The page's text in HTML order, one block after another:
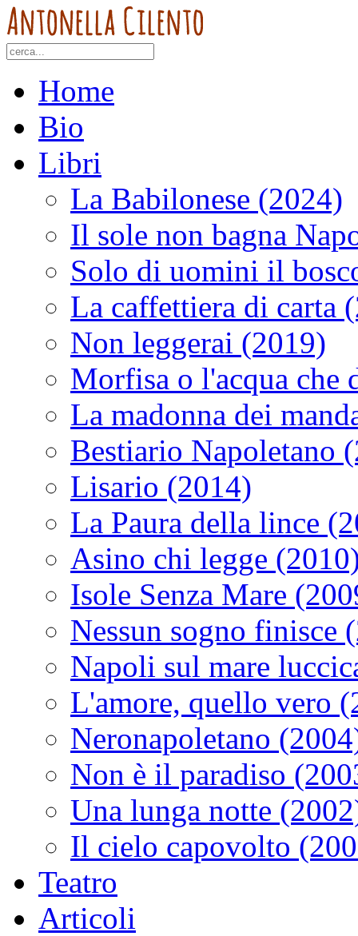
Home
Bio
Libri
La Babilonese (2024)
Il sole non bagna
Solo di uomini il
La caffettiera di carta
Non leggerai (2019)
Morfisa o l'acqua che
La madonna dei
Bestiario Napoletano
Lisario (2014)
La Paura della lince
Asino chi legge
Isole Senza Mare
Nessun sogno finisce
Napoli sul mare
L'amore, quello vero
Neronapoletano
Non è il paradiso
Una lunga notte
Il cielo capovolto
Teatro
Articoli